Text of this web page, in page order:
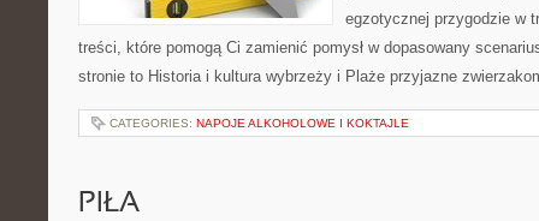
egzotycznej przygodzie w
treści, które pomogą Ci zamienić pomysł w dopasowany
stronie to Historia i kultura wybrzeży i Plaże przyjazne
CATEGORIES: NAPOJE ALKOHOLOWE I KOKTAJLE
PIŁA